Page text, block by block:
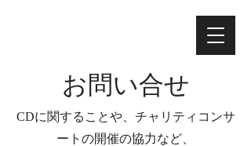
お問い合せ
CDに関することや、チャリティコンサ
ートの開催の協力など、